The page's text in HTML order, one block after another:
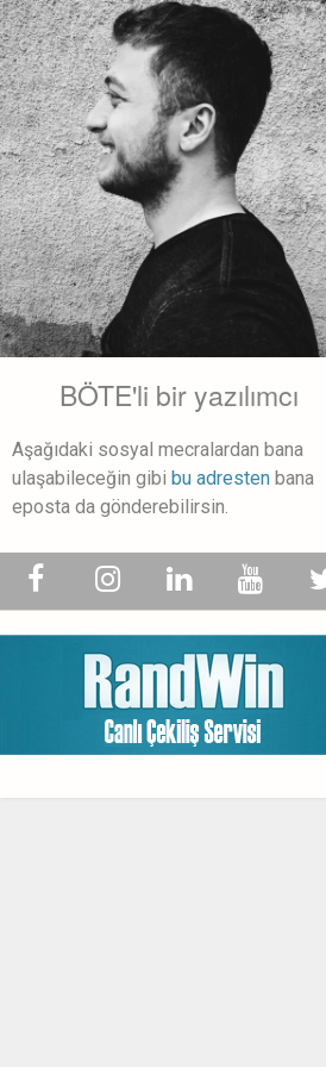
BÖTE'li bir yazılımcı
Aşağıdaki sosyal mecralardan bana
ulaşabileceğin gibi bu adresten bana
eposta da gönderebilirsin.